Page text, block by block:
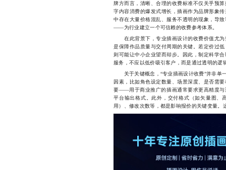
牌方而言，清晰、合理的收费标准不仅关乎预
字内容消费的爆发式增长，插画作为品牌形象
中存在大量价格混乱、服务不透明的现象，导
——为行业建立一个可信赖的收费参考体系。
在此背景下，专业插画设计的收费价值尤为
是保障作品质量与交付周期的关键。若定价过
则可能让中小企业望而却步。因此，制定科学
服务，不应以低价吸引客户，而是通过透明的逻
关于关键概念，“专业插画设计收费”并非单
因素，比如角色设定数量、场景深度、是否需
要——用于商业推广的插画通常要求更高精度与
平台输出格式。此外，交付格式（如矢量图、
用）、修改次数等，都是影响报价的关键变量。